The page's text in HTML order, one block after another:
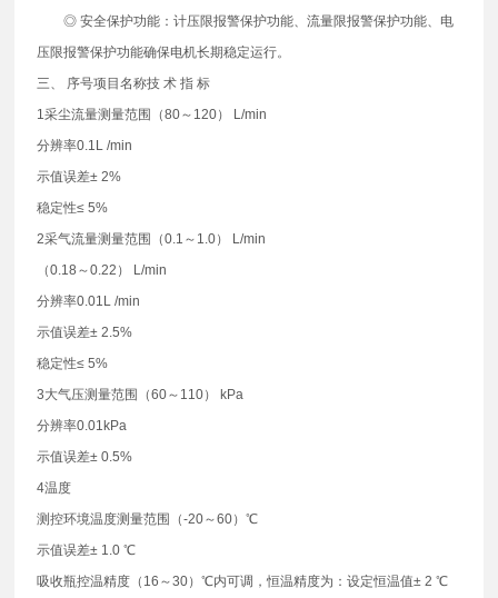
◎ 安全保护功能：计压限报警保护功能、流量限报警保护功能、电
压限报警保护功能确保电机长期稳定运行。
三、 序号项目名称技 术 指 标
1采尘流量测量范围（80～120） L/min
分辨率0.1L /min
示值误差± 2%
稳定性≤ 5%
2采气流量测量范围（0.1～1.0） L/min
（0.18～0.22） L/min
分辨率0.01L /min
示值误差± 2.5%
稳定性≤ 5%
3大气压测量范围（60～110） kPa
分辨率0.01kPa
示值误差± 0.5%
4温度
测控环境温度测量范围（-20～60）℃
示值误差± 1.0 ℃
吸收瓶控温精度（16～30）℃内可调，恒温精度为：设定恒温值± 2 ℃